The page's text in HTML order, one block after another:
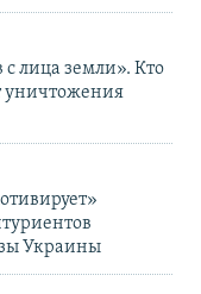
с лица земли». Кто
уничтожения
Украины